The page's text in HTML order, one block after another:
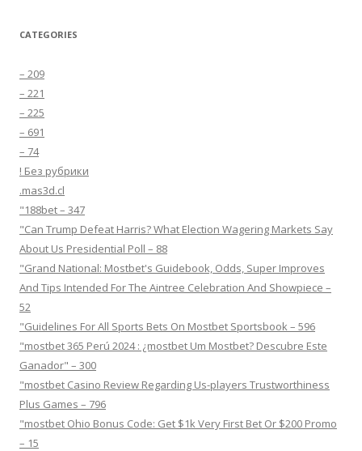
CATEGORIES
– 209
– 221
– 225
– 691
– 74
! Без рубрики
.mas3d.cl
"188bet – 347
"Can Trump Defeat Harris? What Election Wagering Markets Say
About Us Presidential Poll – 88
"Grand National: Mostbet's Guidebook, Odds, Super Improves
And Tips Intended For The Aintree Celebration And Showpiece –
52
"Guidelines For All Sports Bets On Mostbet Sportsbook – 596
"mostbet 365 Perú 2024 ️: ¿mostbet Um Mostbet? Descubre Este
Ganador" – 300
"mostbet Casino Review Regarding Us-players Trustworthiness
Plus Games – 796
"mostbet Ohio Bonus Code: Get $1k Very First Bet Or $200 Promo
– 15